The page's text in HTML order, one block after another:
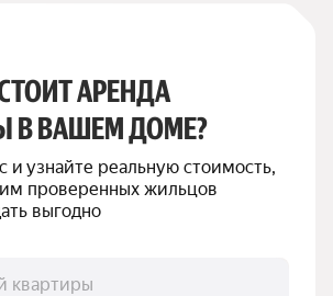
АРЕНДА
В ВАШЕМ ДОМЕ?
и узнайте реальную стоимость,
проверенных жильцов
выгодно
квартиры